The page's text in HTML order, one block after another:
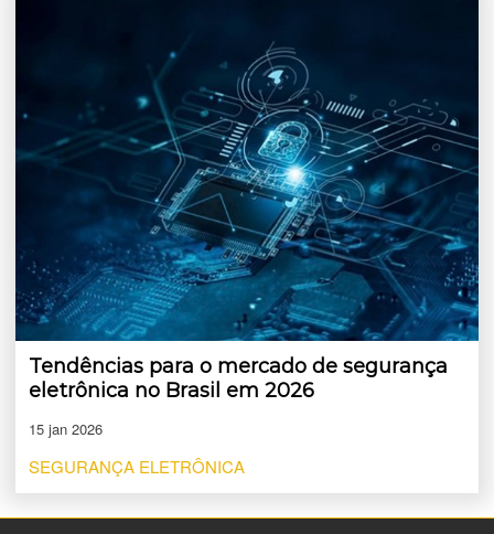
Tendências para o mercado de segurança
eletrônica no Brasil em 2026
15 jan 2026
SEGURANÇA ELETRÔNICA